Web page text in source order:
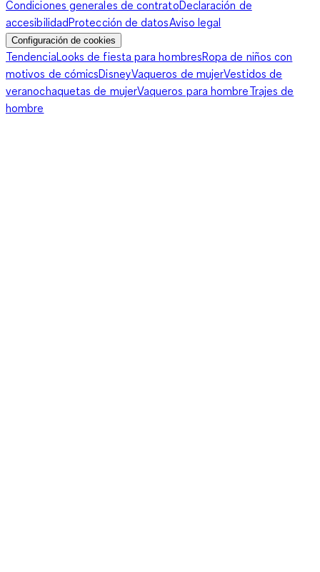
Condiciones generales de contratoDeclaración de
accesibilidadProtección de datosAviso legal
Configuración de cookies
TendenciaLooks de fiesta para hombresRopa de niños con
motivos de cómicsDisneyVaqueros de mujerVestidos de
veranochaquetas de mujerVaqueros para hombreTrajes de
hombre